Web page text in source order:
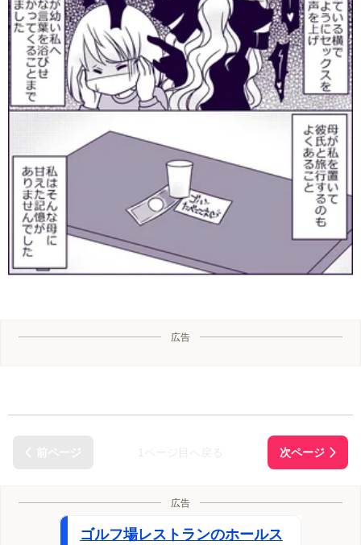
広告
広告
ゴルフ場レストランのホールス